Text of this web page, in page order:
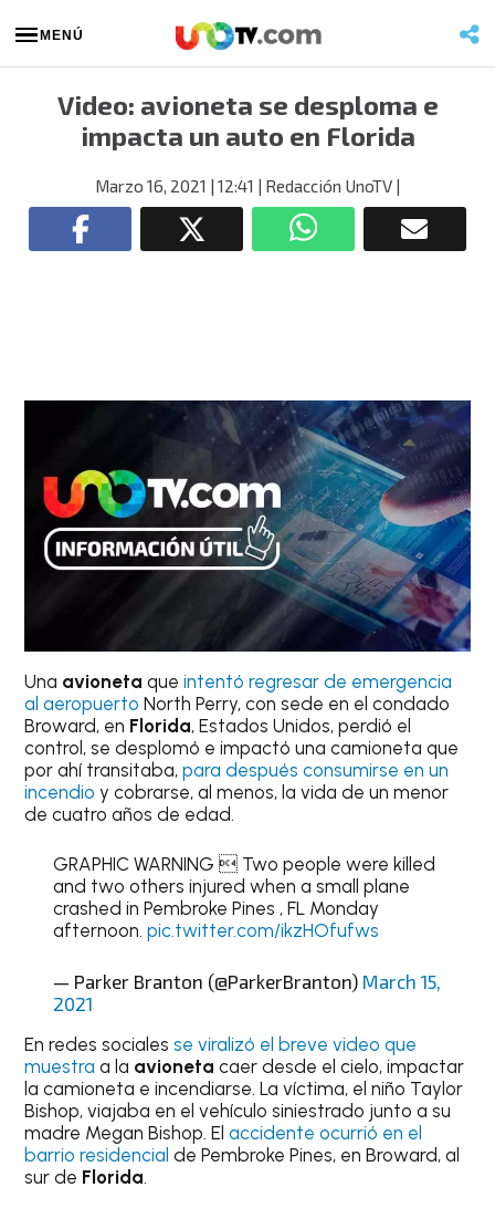
MENÚ
Video: avioneta se desploma e
impacta un auto en Florida
Marzo 16, 2021 | 12:41 | Redacción UnoTV |
Una avioneta queintentó regresar de emergencia
al aeropuerto North Perry, con sede en el condado
Broward, en Florida, Estados Unidos, perdió el
control, se desplomó e impactó una camioneta que
por ahí transitaba,para después consumirse en un
incendio y cobrarse, al menos, la vida de un menor
de cuatro años de edad.
GRAPHIC WARNING  Two people were killed
and two others injured when a small plane
crashed in Pembroke Pines , FL Monday
afternoon. pic.twitter.com/ikzHOfufws
— Parker Branton (@ParkerBranton) March 15,
2021
En redes socialesse viralizó el breve video que
muestra a la avioneta caer desde el cielo, impactar
la camioneta e incendiarse. La víctima, el niño Taylor
Bishop, viajaba en el vehículo siniestrado junto a su
madre Megan Bishop. Elaccidente ocurrió en el
barrio residencial de Pembroke Pines, en Broward, al
sur de Florida.